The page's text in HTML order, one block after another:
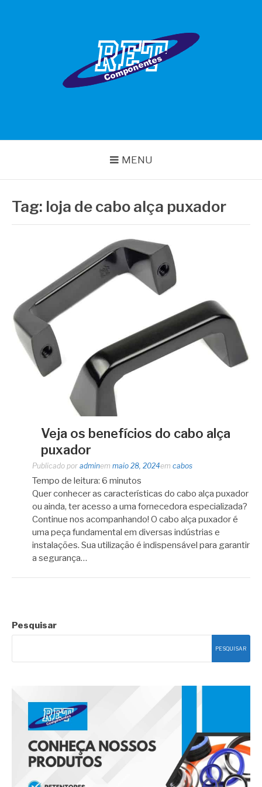
MENU
Tag: loja de cabo alça puxador
Veja os benefícios do cabo alça
puxador
Publicado por adminem maio 28, 2024em cabos
Tempo de leitura: 6 minutos
Quer conhecer as características do cabo alça puxador
ou ainda, ter acesso a uma fornecedora especializada?
Continue nos acompanhando! O cabo alça puxador é
uma peça fundamental em diversas indústrias e
instalações. Sua utilização é indispensável para garantir
a segurança…
Pesquisar
PESQUISAR